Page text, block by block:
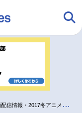
・2017冬アニメ最新情報一覧